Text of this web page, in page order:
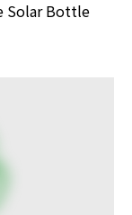
Solar Bottle